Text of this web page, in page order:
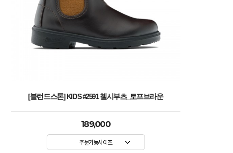
[블런드스톤] KIDS #2591 첼시부츠_토프브라운
189,000
주문가능사이즈